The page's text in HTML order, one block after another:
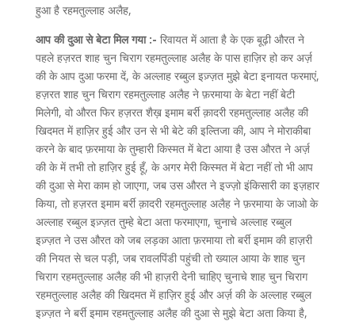
हुआ है रहमतुल्लाह अलैह,
आप की दुआ से बेटा मिल गया :- रिवायत में आता है के एक बूढ़ी औरत ने
पहले हज़रत शाह चुन चिराग रहमतुल्लाह अलैह के पास हाज़िर हो कर अर्ज़
की के आप दुआ फरमा दें, के अल्लाह रब्बुल इज़्ज़त मुझे बेटा इनायत फरमाएं,
हज़रत शाह चुन चिराग रहमतुल्लाह अलैह ने फ़रमाया के बेटा नहीं बेटी
मिलेगी, वो औरत फिर हज़रत शैख़ इमाम बर्री क़ादरी रहमतुल्लाह अलैह की
खिदमत में हाज़िर हुई और उन से भी बेटे की इल्तिजा की, आप ने मोराकीबा
करने के बाद फ़रमाया के तुम्हारी किस्मत में बेटा आया है उस औरत ने अर्ज़
की के में तभी तो हाज़िर हुई हूँ, के अगर मेरी किस्मत में बेटा नहीं तो भी आप
की दुआ से मेरा काम हो जाएगा, जब उस औरत ने इज्ज़ो इंकिसारी का इज़हार
किया, तो हज़रत इमाम बर्री क़ादरी रहमतुल्लाह अलैह ने फ़रमाया के जाओ के
अल्लाह रब्बुल इज़्ज़त तुम्हे बेटा अता फरमाएगा, चुनाचे अल्लाह रब्बुल
इज़्ज़त ने उस औरत को जब लड़का आता फ़रमाया तो बर्री इमाम की हाज़री
की नियत से चल पड़ी, जब रावलपिंडी पहुंची तो ख्याल आया के शाह चुन
चिराग रहमतुल्लाह अलैह की भी हाज़री देनी चाहिए चुनाचे शाह चुन चिराग
रहमतुल्लाह अलैह की खिदमत में हाज़िर हुई और अर्ज़ की के अल्लाह रब्बुल
इज़्ज़त ने बर्री इमाम रहमतुल्लाह अलैह की दुआ से मुझे बेटा अता किया है,